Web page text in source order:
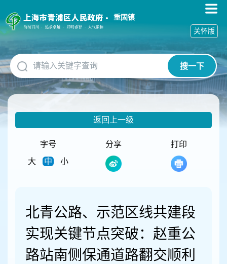
障
碍
作
说
明
跳
到
网
重固镇
搜一下
关怀版
返回上一级
字号
大
中 小
分享 打印
北青公路、示范区线共建段
实现关键节点突破：赵重公
路站南侧保通道路翻交顺利